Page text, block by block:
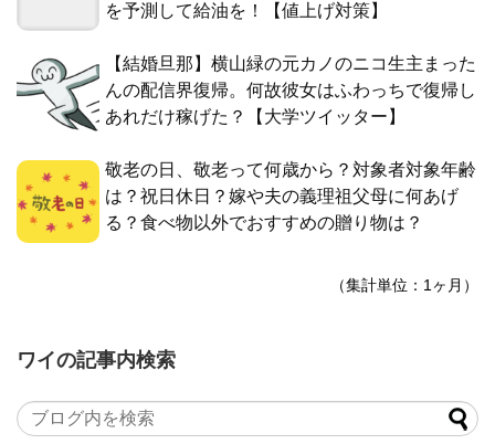
を予測して給油を！【値上げ対策】
【結婚旦那】横山緑の元カノのニコ生主まった
んの配信界復帰。何故彼女はふわっちで復帰し
あれだけ稼げた？【大学ツイッター】
敬老の日、敬老って何歳から？対象者対象年齢
は？祝日休日？嫁や夫の義理祖父母に何あげ
る？食べ物以外でおすすめの贈り物は？
（集計単位：1ヶ月）
ワイの記事内検索